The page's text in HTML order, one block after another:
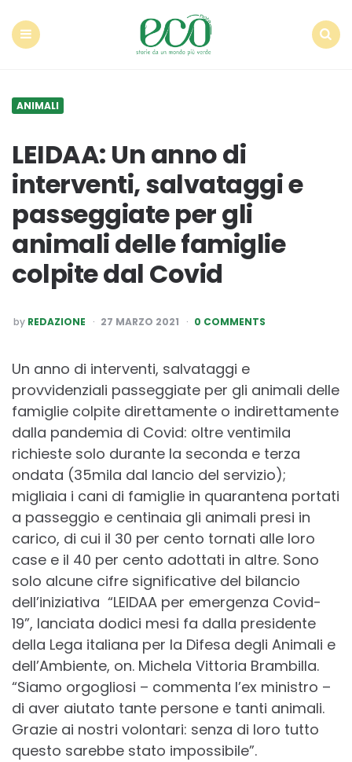
ANIMALI
LEIDAA: Un anno di
interventi, salvataggi e
passeggiate per gli
animali delle famiglie
colpite dal Covid
POSTED
BY
by REDAZIONE 27 MARZO 2021 0 COMMENTS
Un anno di interventi, salvataggi e
provvidenziali passeggiate per gli animali delle
famiglie colpite direttamente o indirettamente
dalla pandemia di Covid: oltre ventimila
richieste solo durante la seconda e terza
ondata (35mila dal lancio del servizio);
migliaia i cani di famiglie in quarantena portati
a passeggio e centinaia gli animali presi in
carico, di cui il 30 per cento tornati alle loro
case e il 40 per cento adottati in altre. Sono
solo alcune cifre significative del bilancio
dell’iniziativa “LEIDAA per emergenza Covid-
19”, lanciata dodici mesi fa dalla presidente
della Lega italiana per la Difesa degli Animali e
dell’Ambiente, on. Michela Vittoria Brambilla.
“Siamo orgogliosi – commenta l’ex ministro –
di aver aiutato tante persone e tanti animali.
Grazie ai nostri volontari: senza di loro tutto
questo sarebbe stato impossibile”.